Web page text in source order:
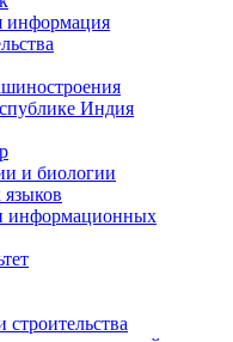
информация
Индия
и биологии
информационных